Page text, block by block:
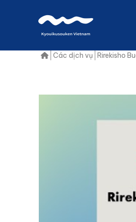
Các dịch vụ Rirekisho